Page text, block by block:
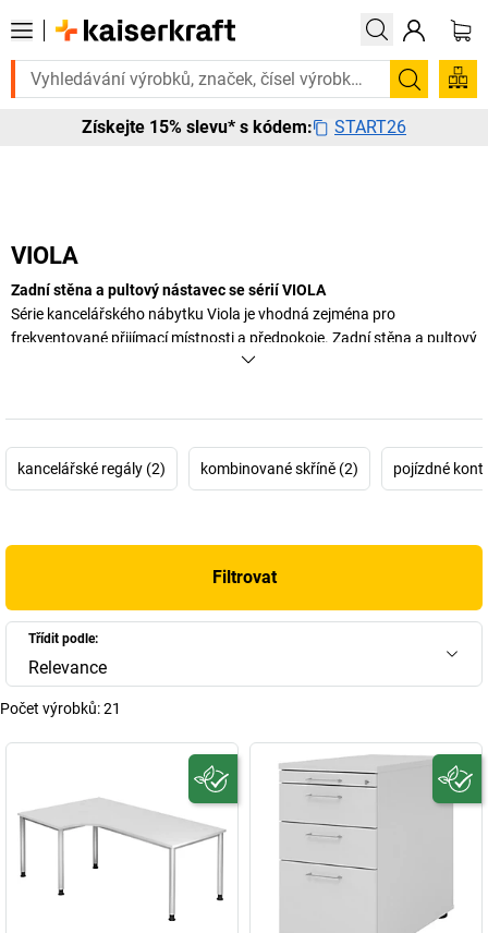
Potřebujete to urgentně? Vybrané bestsellery doručíme do 72
Hledání
Získejte 15% slevu* s kódem: START26
VIOLA
Zadní stěna a pultový nástavec se sérií VIOLA
Série kancelářského nábytku Viola je vhodná zejména pro
frekventované přijímací místnosti a předpokoje. Zadní stěna a pultový
nástavec nabízejí soukromí a nerušený celkový dojem.
kancelářské regály (2) kombinované skříně (2) pojízdné
Filtrovat
Třídit podle:
Relevance
Počet výrobků:21